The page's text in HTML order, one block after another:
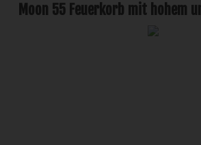
Moon 55 Feuerkorb mit hohem